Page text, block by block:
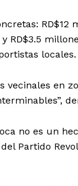
RD$12
RD$3.5
locales.
vecinales en
no es un
Partido